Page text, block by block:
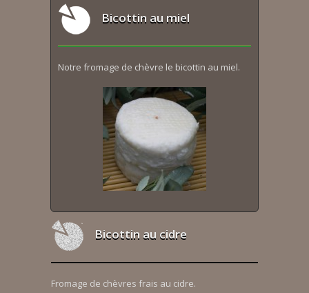
Bicottin au miel
Notre fromage de chèvre le bicottin au miel.
Bicottin au cidre
Fromage de chèvres frais au cidre.